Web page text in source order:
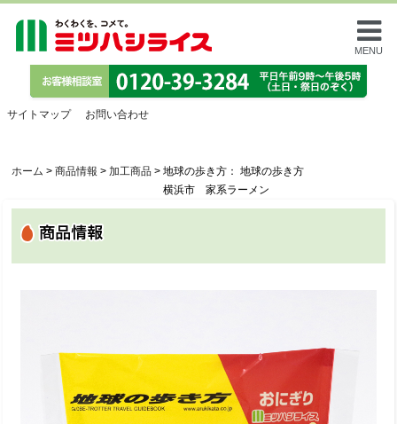
MENU
サイトマップ お問い合わせ
ホーム > 商品情報 > 加工商品 > 地球の歩き方： 地球の歩き方
横浜市 家系ラーメン